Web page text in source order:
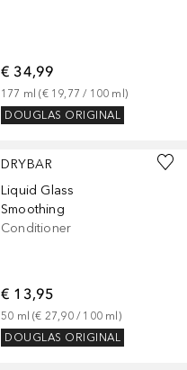
€ 34,99
177 ml (€ 19,77 / 100 ml)
DOUGLAS ORIGINAL
DRYBAR
Liquid Glass
Smoothing
Conditioner
€ 13,95
50 ml (€ 27,90 / 100 ml)
DOUGLAS ORIGINAL